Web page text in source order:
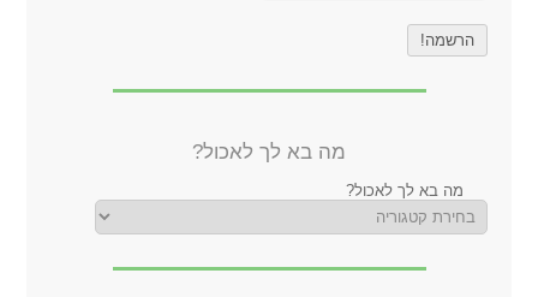
מה בא לך לאכול?
מה בא לך לאכול?